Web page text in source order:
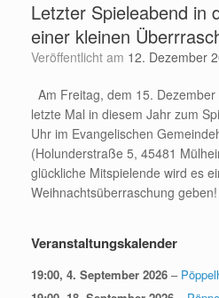
Letzter Spieleabend in
einer kleinen
Veröffentlicht am 12. Dezember
Am Freitag, dem 15.
letzte Mal in diesem Jahr zum
Uhr im Evangelischen
(Holunderstraße 5, 45481
glückliche Mitspielende wird es
Weihnachtsüberraschung geben!
Veranstaltungskalender
19:00, 4. September 2026 –